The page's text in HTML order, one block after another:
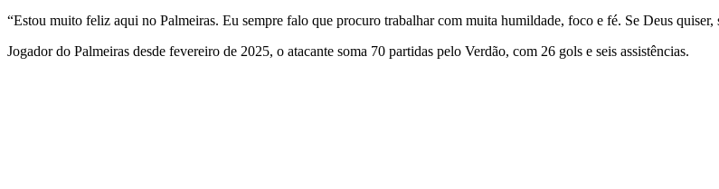
“Estou muito feliz aqui no Palmeiras. Eu sempre falo que procuro trabalhar com muita humildade, foco e fé. Se Deus
Jogador do Palmeiras desde fevereiro de 2025, o atacante soma 70 partidas pelo Verdão, com 26 gols e seis assistências.